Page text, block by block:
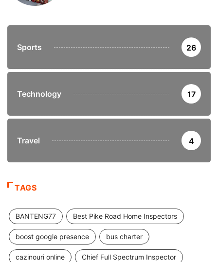
Sports 26
Technology 17
Travel 4
TAGS
BANTENG77 Best Pike Road Home Inspectors
boost google presence bus charter
cazinouri online Chief Full Spectrum Inspector